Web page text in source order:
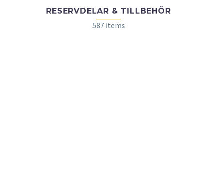
RESERVDELAR & TILLBEHÖR
587 items